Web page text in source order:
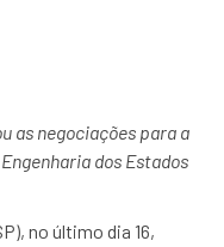
as negociações para a
dos Estados
no último dia 16,